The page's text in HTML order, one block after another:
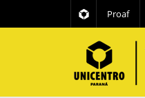
Proaf